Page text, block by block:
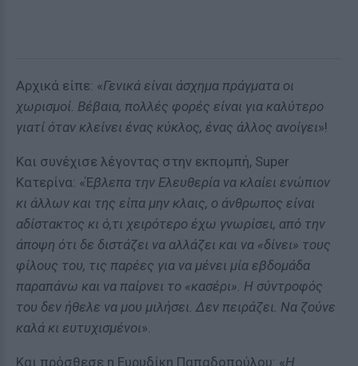
Αρχικά είπε: «Γενικά είναι άσχημα πράγματα οι
χωρισμοί. Βέβαια, πολλές φορές είναι για καλύτερο
γιατί όταν κλείνει ένας κύκλος, ένας άλλος ανοίγει»!
Και συνέχισε λέγοντας στην εκπομπή, Super
Κατερίνα: «Έβλεπα την Ελευθερία να κλαίει ενώπιον
κι άλλων και της είπα μην κλαις, ο άνθρωπος είναι
αδίστακτος κι ό,τι χειρότερο έχω γνωρίσει, από την
άποψη ότι δε διστάζει να αλλάζει και να «δίνει» τους
φίλους του, τις παρέες για να μένει μία εβδομάδα
παραπάνω και να παίρνει το «κασέρι». Η σύντροφός
του δεν ήθελε να μου μιλήσει. Δεν πειράζει. Να ζούνε
καλά κι ευτυχισμένοι».
Και πρόσθεσε η Ευρυδίκη Παπαδοπούλου: «Η